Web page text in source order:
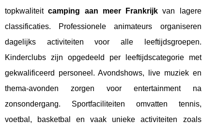
topkwaliteitcamping aan meer Frankrijk van lagere
classificaties. Professionele animateurs organiseren
dagelijks activiteiten voor alle leeftijdsgroepen.
Kinderclubs zijn opgedeeld per leeftijdscategorie met
gekwalificeerd personeel. Avondshows, live muziek en
thema-avonden zorgen voor entertainment na
zonsondergang. Sportfaciliteiten omvatten tennis,
voetbal, basketbal en vaak unieke activiteiten zoals